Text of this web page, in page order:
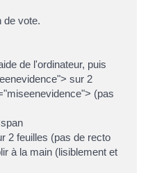
de vote.
de l'ordinateur, puis
sur 2
(pas
2 feuilles (pas de recto
à la main (lisiblement et